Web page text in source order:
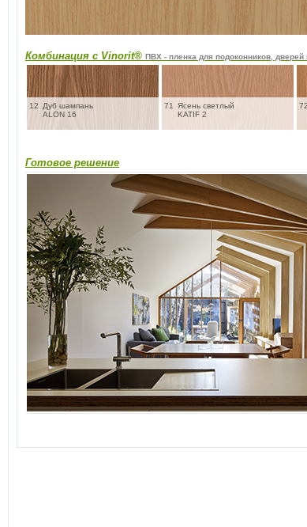
Комбинация с Vinorit® ПВХ - пленка для подоконников, дверей
12
Дуб шампань
ALON 16
71
Ясень светлый
KATIF 2
72
Готовое решение